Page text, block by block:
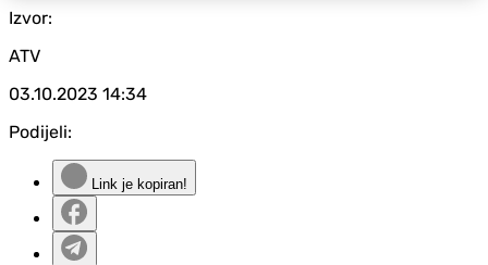
Izvor:
ATV
03.10.2023 14:34
Podijeli:
Link je kopiran!